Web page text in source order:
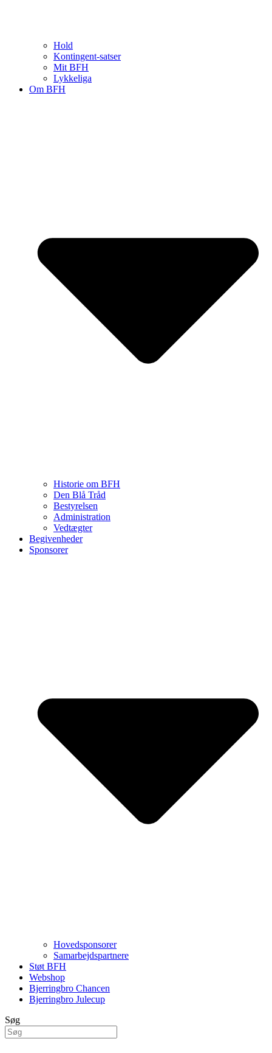
Hold
Kontingent-satser
Mit BFH
Lykkeliga
Om BFH
Historie om BFH
Den Blå Tråd
Bestyrelsen
Administration
Vedtægter
Begivenheder
Sponsorer
Hovedsponsorer
Samarbejdspartnere
Støt BFH
Webshop
Bjerringbro Chancen
Bjerringbro Julecup
Søg